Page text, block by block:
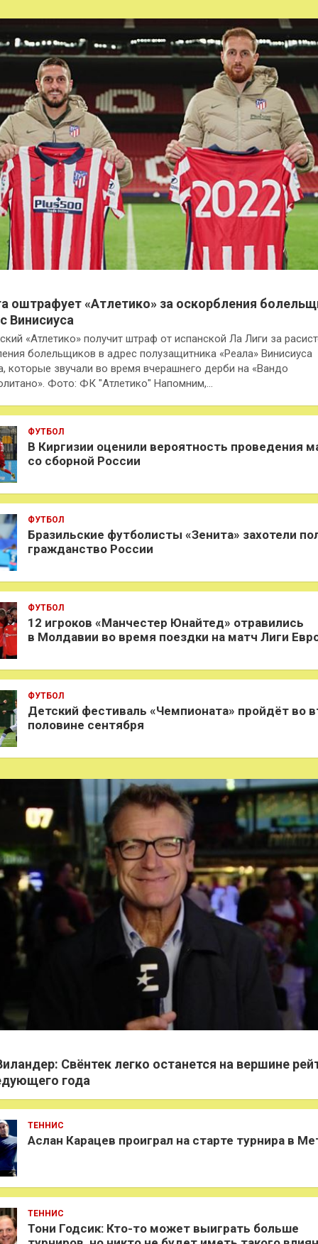
оштрафует «Атлетико» за оскорбления
Винисиуса
«Атлетико» получит штраф от испанской Ла Лиги за
болельщиков в адрес полузащитника «Реала» Винисиуса
которые звучали во время вчерашнего дерби на «Вандо
Фото: ФК "Атлетико" Напомним,…
ФУТБОЛ
В Киргизии оценили вероятность проведения
со сборной России
ФУТБОЛ
Бразильские футболисты «Зенита» захотели
гражданство России
ФУТБОЛ
12 игроков «Манчестер Юнайтед» отравились
в Молдавии во время поездки на матч Лиги
ФУТБОЛ
Детский фестиваль «Чемпионата» пройдёт во
половине сентября
Свёнтек легко останется на вершине
года
ТЕННИС
Аслан Карацев проиграл на старте турнира в
ТЕННИС
Тони Годсик: Кто-то может выиграть больше